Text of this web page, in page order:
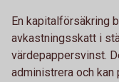
En kapitalförsäkring
avkastningsskatt i
värdepappersvinst.
administrera och